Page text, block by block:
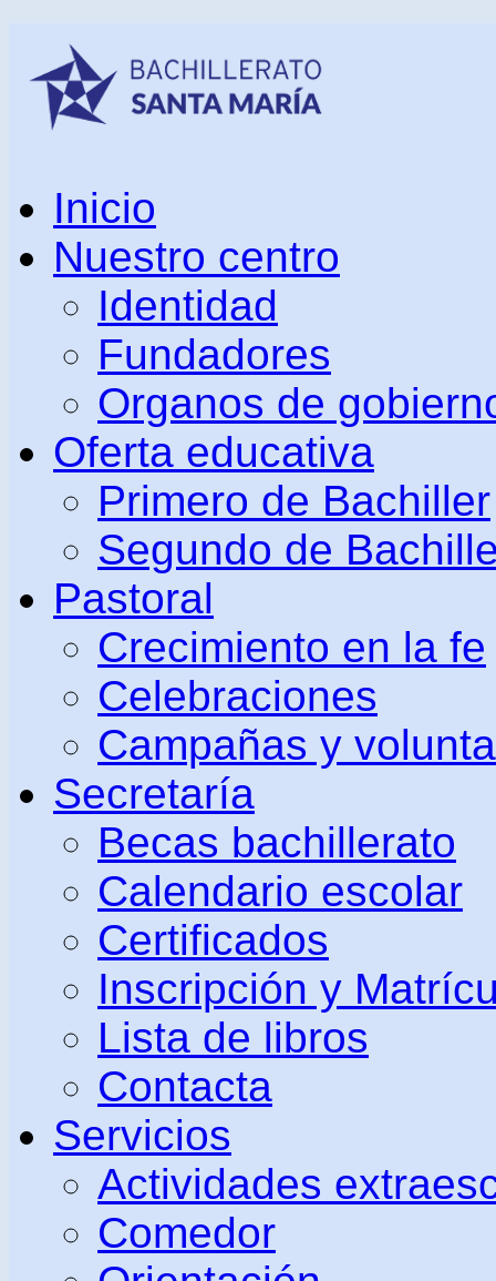
Inicio
Nuestro centro
Identidad
Fundadores
Organos de
Oferta educativa
Primero de Bachiller
Segundo de
Pastoral
Crecimiento en la fe
Celebraciones
Campañas y
Secretaría
Becas bachillerato
Calendario escolar
Certificados
Inscripción y
Lista de libros
Contacta
Servicios
Actividades
Comedor